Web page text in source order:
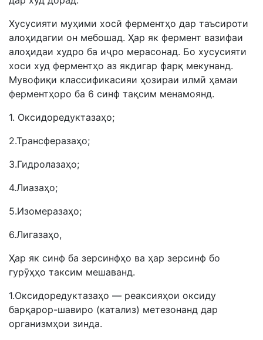
Хусусияти муҳими хосй ферментҳо дар таъсироти
алоҳидагии он мебошад. Ҳар як фермент вазифаи
алоҳидаи худро ба иҷро мерасонад. Бо хусусияти
хоси худ ферментҳо аз якдигар фарқ мекунанд.
Мувофиқи классификасияи ҳозираи илмӣ ҳамаи
ферментҳоро ба 6 синф тақсим менамоянд.
1. Оксидоредуктазаҳо;
2.Трансферазаҳо;
3.Гидролазаҳо;
4.Лиазаҳо;
5.Изомеразаҳо;
6.Лигазаҳо,
Ҳар як синф ба зерсинфҳо ва ҳар зерсинф бо
гурӯҳҳо таксим мешаванд.
1.Оксидоредуктазаҳо — реаксияҳои оксиду
барқарор-шавиро (катализ) метезонанд дар
организмҳои зинда.